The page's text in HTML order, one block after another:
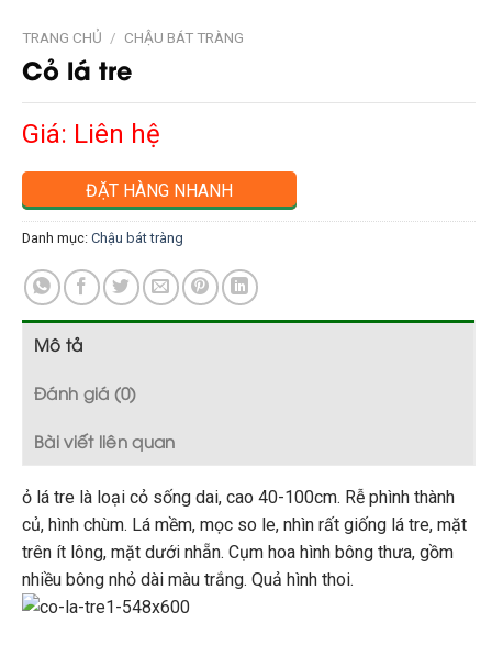
TRANG CHỦ / CHẬU BÁT TRÀNG
Cỏ lá tre
Giá: Liên hệ
ĐẶT HÀNG NHANH
Danh mục: Chậu bát tràng
Mô tả
Đánh giá (0)
Bài viết liên quan
ỏ lá tre là loại cỏ sống dai, cao 40-100cm. Rễ phình thành
củ, hình chùm. Lá mềm, mọc so le, nhìn rất giống lá tre, mặt
trên ít lông, mặt dưới nhẵn. Cụm hoa hình bông thưa, gồm
nhiều bông nhỏ dài màu trắng. Quả hình thoi.